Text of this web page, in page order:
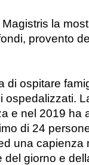
la
provento
di ospitare
ospedalizzati.
e nel 2019 ha
di 24
una capienza
giorno e